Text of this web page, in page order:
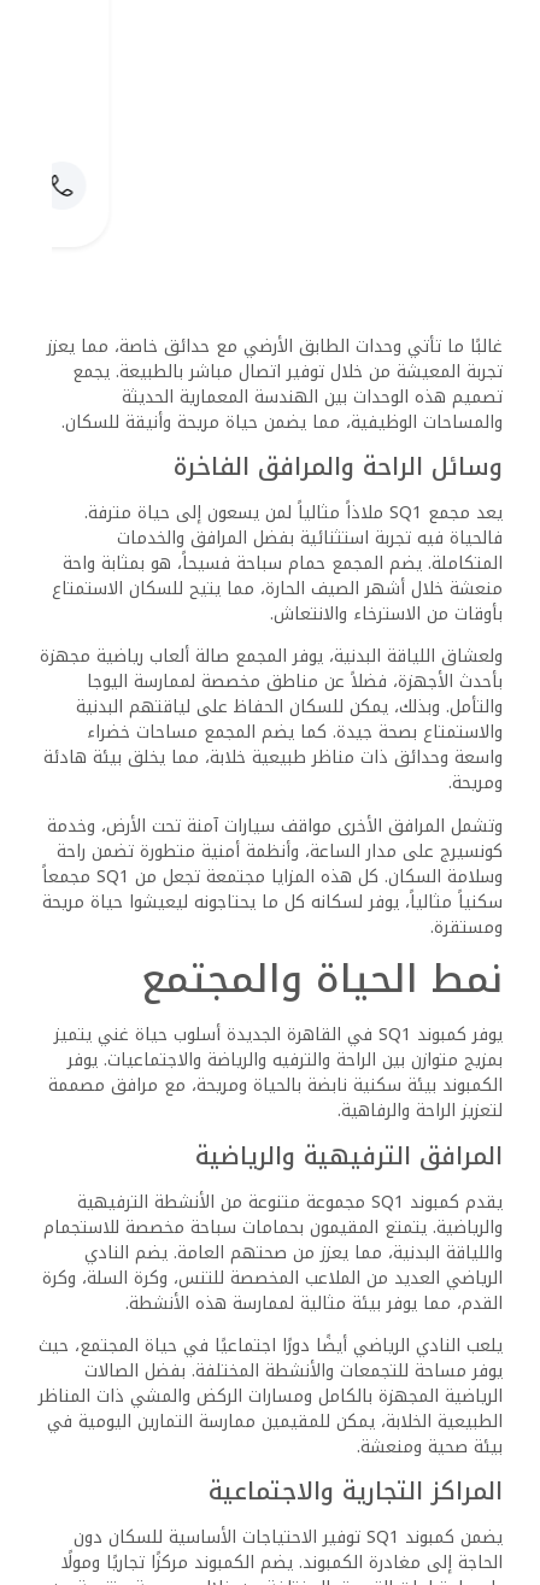
سكنياً مثالياً، يوفر لسكانه كل ما يحتاجونه ليعيشوا حياة مريحة
بمزيج متوازن بين الراحة والترفيه والرياضة والاجتماعيات. يوفر
الكمبوند بيئة سكنية نابضة بالحياة ومريحة، مع مرافق مصممة
لتعزيز الراحة والرفاهية.
المرافق الترفيهية والرياضية
يقدم كمبوند SQ1 مجموعة متنوعة من الأنشطة الترفيهية
والرياضية. يتمتع المقيمون بحمامات سباحة مخصصة للاستجمام
واللياقة البدنية، مما يعزز من صحتهم العامة. يضم النادي
الرياضي العديد من الملاعب المخصصة للتنس، وكرة السلة، وكرة
القدم، مما يوفر بيئة مثالية لممارسة هذه الأنشطة.
يلعب النادي الرياضي أيضًا دورًا اجتماعيًا في حياة المجتمع، حيث
يوفر مساحة للتجمعات والأنشطة المختلفة. بفضل الصالات
الرياضية المجهزة بالكامل ومسارات الركض والمشي ذات المناظر
الطبيعية الخلابة، يمكن للمقيمين ممارسة التمارين اليومية في
بيئة صحية ومنعشة.
المراكز التجارية والاجتماعية
الحاجة إلى مغادرة الكمبوند. يضم الكمبوند مركزًا تجاريًا ومولًا
يلبي احتياجات التسوق المختلفة من خلال مجموعة متنوعة من
المحلات التجارية.
توفر خيارات تناول الطعام في المطاعم والمقاهي المتنوعة
الاجتماعية. بالإضافة إلى ذلك، يوفر الهايبر ماركت الموجود داخل
الكمبوند جميع الضروريات اليومية والمواد الغذائية، مما يعزز من
راحة السكان.
بفضل تصميمه المجتمعي والحدائق الجميلة، يوفر SQ1 تجربة
معيشية مميزة تجمع بين وسائل الراحة التجارية والترفيهية،
مما يجعل الحياة فيه غنية وممتعة.
البنية التحتية والأمن
كمبوند SQ1 في القاهرة الجديدة يجسد التوازن المثالي بين
التصاميم الحديثة والمرافق الأمنية المتطورة. يوفر هذا المشروع
بيئة معيشية مريحة تلبي احتياجات السكان وتعزز شعورهم
بالأمان.
البناء والمواد الحديثة
تستخدم في كمبوند SQ1 مواد بناء فائقة الجودة مثل الخرسانة
المسلحة والزجاج والصلب، مما يضمن متانة المباني وجمالها
البصري. هذا الاستخدام للمواد لا يُعزز فقط الجاذبية المعمارية،
المنشآت.
يتميز الكمبوند بتخطيط حضري مدروس، يشمل شوارع معبدة
جيدًا وأنظمة فعالة لإدارة النفايات، مما يسهم في تقديم تجربة